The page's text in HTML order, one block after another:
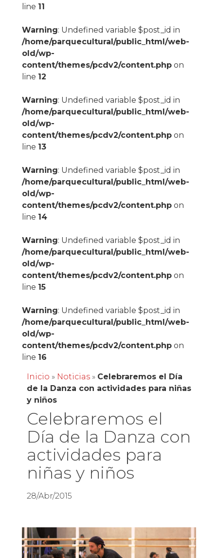
line 11
Warning: Undefined variable $post_id in
/home/parquecultural/public_html/web-
old/wp-
content/themes/pcdv2/content.phpon
line 12
Warning: Undefined variable $post_id in
/home/parquecultural/public_html/web-
old/wp-
content/themes/pcdv2/content.phpon
line 13
Warning: Undefined variable $post_id in
/home/parquecultural/public_html/web-
old/wp-
content/themes/pcdv2/content.phpon
line 14
Warning: Undefined variable $post_id in
/home/parquecultural/public_html/web-
old/wp-
content/themes/pcdv2/content.phpon
line 15
Warning: Undefined variable $post_id in
/home/parquecultural/public_html/web-
old/wp-
content/themes/pcdv2/content.phpon
line 16
Inicio » Noticias» Celebraremos el Día
de la Danza con actividades para niñas
y niños
Celebraremos el
Día de la Danza con
actividades para
niñas y niños
28/Abr/2015